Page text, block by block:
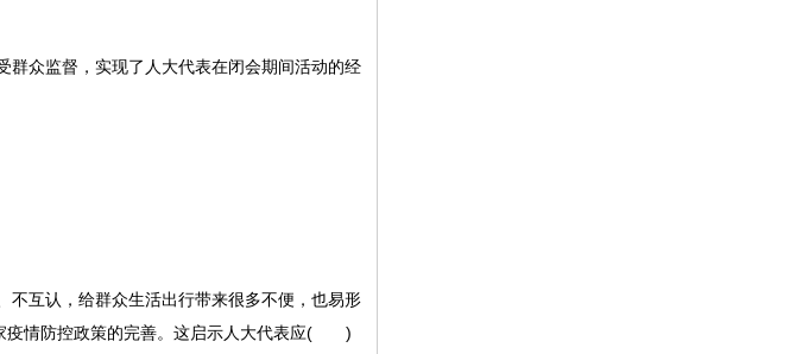
群众监督，实现了人大代表在闭会期间活动的经
不互认，给群众生活出行带来很多不便，也易形
疫情防控政策的完善。这启示人大代表应( )